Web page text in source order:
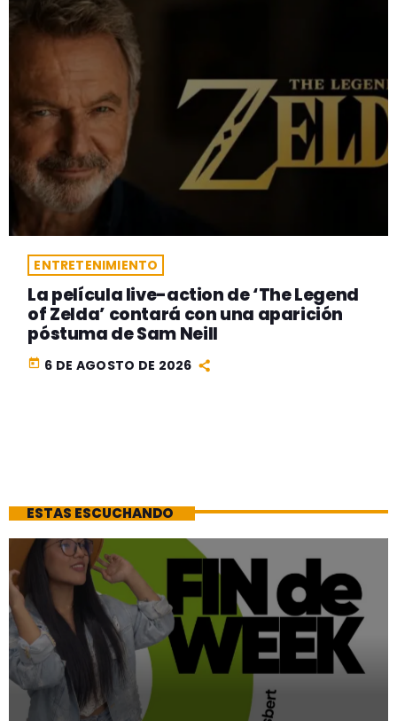
ENTRETENIMIENTO
La película live-action de ‘The Legend
of Zelda’ contará con una aparición
póstuma de Sam Neill
today 6 DE AGOSTO DE 2026
ESTAS ESCUCHANDO